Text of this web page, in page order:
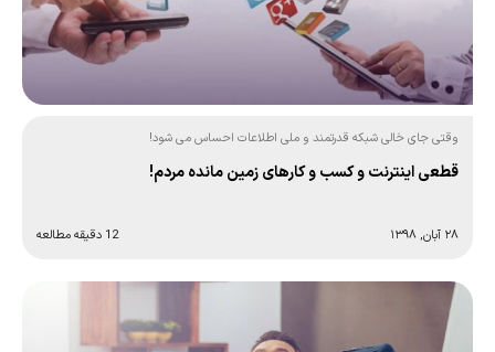
وقتی جای خالی شبکه قدرتمند و ملی اطلاعات احساس می شود!
قطعی اینترنت و کسب و کارهای زمین‌ مانده مردم!
۲۸ آبان, ۱۳۹۸ 12 دقیقه مطالعه